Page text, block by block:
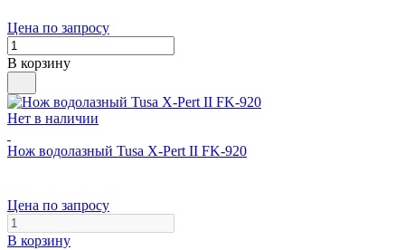
Цена по запросу
В корзину
Нет в наличии
Нож водолазный Tusa X-Pert II FK-920
Цена по запросу
В корзину